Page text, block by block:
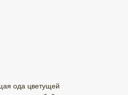
ода цветущей